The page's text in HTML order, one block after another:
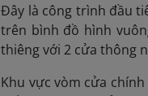
Đây là công trình đầu
trên bình đồ hình
thiêng với 2 cửa thông
Khu vực vòm cửa